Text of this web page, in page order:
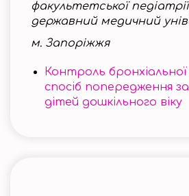
факультетської
державний медичний
м. Запоріжжя
Контроль
спосіб попередження
дітей дошкільного віку